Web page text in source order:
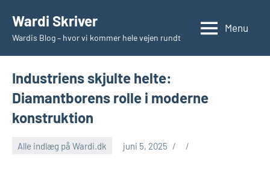
indhold
Wardi Skriver
Wardis Blog – hvor vi kommer hele vejen rundt
Menu
Industriens skjulte helte:
Diamantborens rolle i moderne
konstruktion
Alle indlæg på Wardi.dk juni 5, 2025